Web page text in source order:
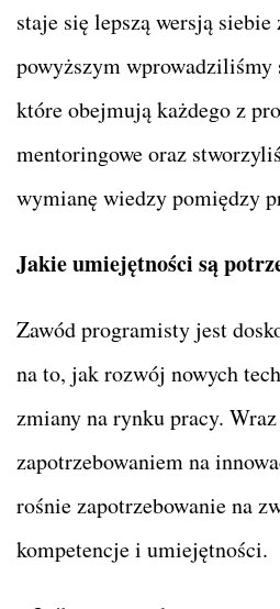
staje się lepszą wersją
powyższym wprowadziliśmy
które obejmują każdego z
mentoringowe oraz
wymianę wiedzy pomiędzy
Jakie umiejętności są
Zawód programisty jest
na to, jak rozwój nowych
zmiany na rynku pracy.
zapotrzebowaniem na
rośnie zapotrzebowanie na
kompetencje i umiejętności.